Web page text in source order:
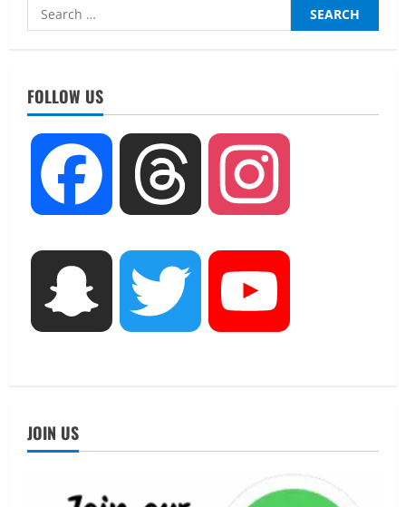
Search
for:
FOLLOW US
Facebook Threads
Snapchat Twitter
JOIN US
August 6, 2026
UTTARAKHAND NEWS
मिस उत्तराखंड 2026 के सब-कॉन्टेस्ट ‘मिस
ब्यूटीफुल आइज़’ एवं ‘मिस ब्यूटीफुल हेयर’ का
August 5, 2026
UTTARAKHAND NEWS
एमआईटी वर्ल्ड पीस यूनिवर्सिटी और जर्मनी के
बीएसबीआई के बीच समझौता; भारतीय छात्रों